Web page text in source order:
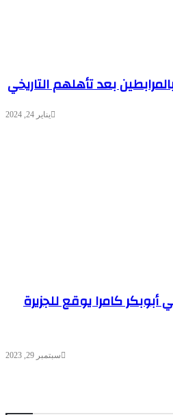
بعد تأهلهم التاريخي
يناير 24, 2024
أبوبكر كامرا يوقع للجزيرة
سبتمبر 29, 2023